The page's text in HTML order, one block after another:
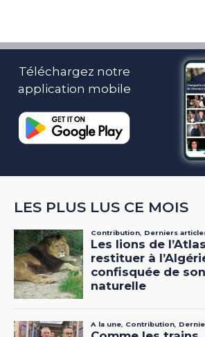
Téléchargez notre
application mobile
LES PLUS LUS CE MOIS